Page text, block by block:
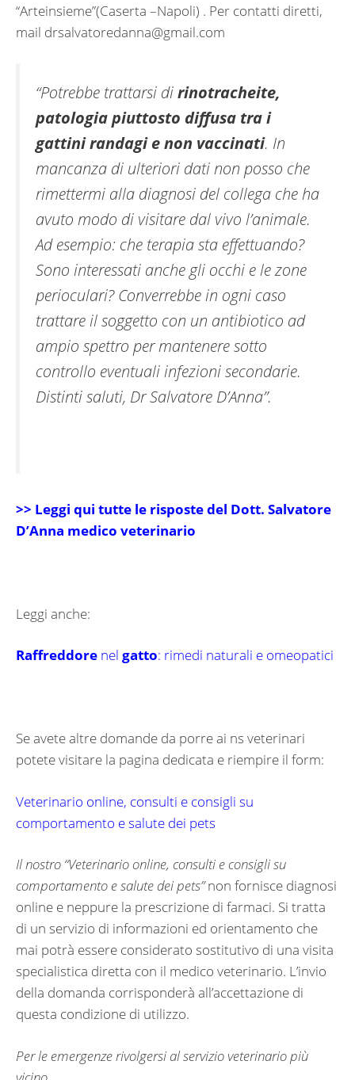
“Arteinsieme”(Caserta –Napoli) . Per contatti diretti,
mail drsalvatoredanna@gmail.com
“Potrebbe trattarsi dirinotracheite,
patologia piuttosto diffusa tra i
gattini randagi e non vaccinati. In
mancanza di ulteriori dati non posso che
rimettermi alla diagnosi del collega che ha
avuto modo di visitare dal vivo l’animale.
Ad esempio: che terapia sta effettuando?
Sono interessati anche gli occhi e le zone
perioculari? Converrebbe in ogni caso
trattare il soggetto con un antibiotico ad
ampio spettro per mantenere sotto
controllo eventuali infezioni secondarie.
Distinti saluti, Dr Salvatore D’Anna”.
>> Leggi qui tutte le risposte del Dott. Salvatore
D’Anna medico veterinario
Leggi anche:
Raffreddore nel gatto: rimedi naturali e omeopatici
Se avete altre domande da porre ai ns veterinari
potete visitare la pagina dedicata e riempire il form:
Veterinario online, consulti e consigli su
comportamento e salute dei pets
Il nostro “Veterinario online, consulti e consigli su
comportamento e salute dei pets”non fornisce diagnosi
online e neppure la prescrizione di farmaci. Si tratta
di un servizio di informazioni ed orientamento che
mai potrà essere considerato sostitutivo di una visita
specialistica diretta con il medico veterinario. L’invio
della domanda corrisponderà all’accettazione di
questa condizione di utilizzo.
Per le emergenze rivolgersi al servizio veterinario più